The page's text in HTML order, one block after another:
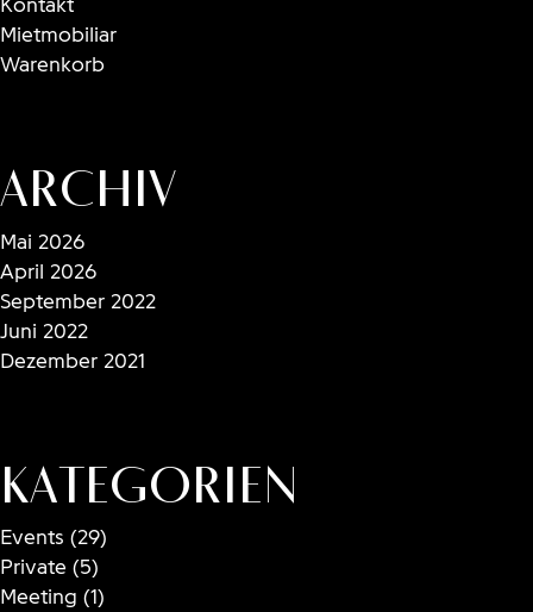
Mietmobiliar
Warenkorb
Archiv
Mai 2026
April 2026
September 2022
Juni 2022
Dezember 2021
Kategorien
Events (29)
Private (5)
Meeting (1)